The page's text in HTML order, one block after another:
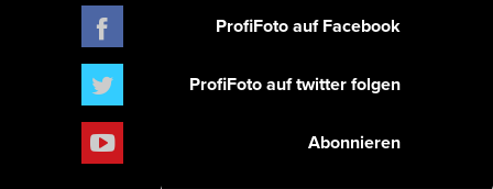
ProfiFoto auf Facebook
ProfiFoto auf twitter folgen
Abonnieren